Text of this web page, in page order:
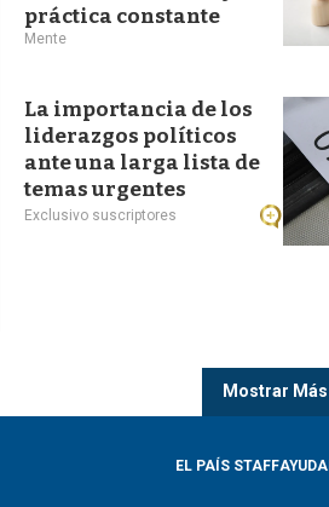
práctica constante
Mente
La importancia de los
liderazgos políticos
ante una larga lista de
temas urgentes
Exclusivo suscriptores
Mostrar Más
EL PAÍS STAFFAYUDA